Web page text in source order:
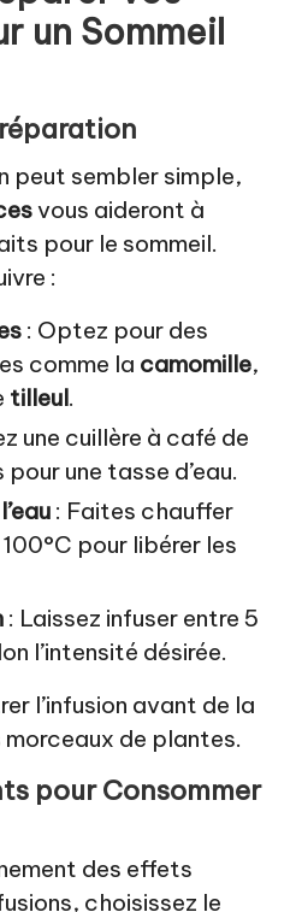
un Sommeil
peut sembler simple,
vous aideront à
pour le sommeil.
:
: Optez pour des
comme la camomille,
tilleul.
une cuillère à café de
une tasse d’eau.
: Faites chauffer
pour libérer les
: Laissez infuser entre 5
l’intensité désirée.
l’infusion avant de la
de plantes.
pour Consommer
des effets
choisissez le